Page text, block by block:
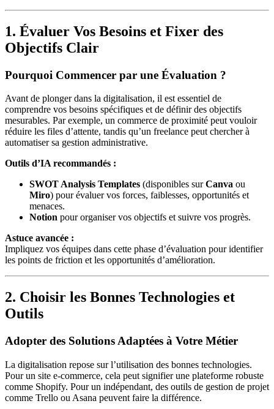
1. Évaluer Vos Besoins et Fixer des
Objectifs Clair
Pourquoi Commencer par une Évaluation ?
Avant de plonger dans la digitalisation, il est essentiel de
comprendre vos besoins spécifiques et de définir des objectifs
mesurables. Par exemple, un commerce de proximité peut vouloir
réduire les files d’attente, tandis qu’un freelance peut chercher à
automatiser sa gestion administrative.
Outils d’IA recommandés :
SWOT Analysis Templates (disponibles surCanva ou
Miro) pour évaluer vos forces, faiblesses, opportunités et
menaces.
Notion pour organiser vos objectifs et suivre vos progrès.
Astuce avancée :
Impliquez vos équipes dans cette phase d’évaluation pour identifier
les points de friction et les opportunités d’amélioration.
2. Choisir les Bonnes Technologies et
Outils
Adopter des Solutions Adaptées à Votre Métier
La digitalisation repose sur l’utilisation des bonnes technologies.
Pour un site e-commerce, cela peut signifier une plateforme robuste
comme Shopify. Pour un indépendant, des outils de gestion de projet
comme Trello ou Asana peuvent faire la différence.